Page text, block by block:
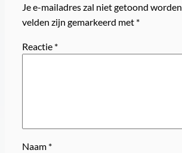
Je e-mailadres zal niet getoond worden.
velden zijn gemarkeerd met *
Reactie *
Naam *